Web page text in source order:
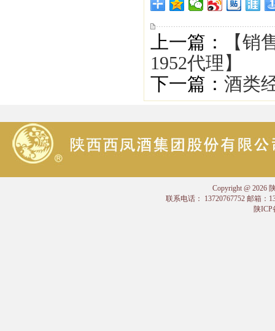
上一篇：
【销
1952代理】
下一篇： 酒类
Copyright @ 2026
联系电话： 13720767752 邮箱：
陕ICP